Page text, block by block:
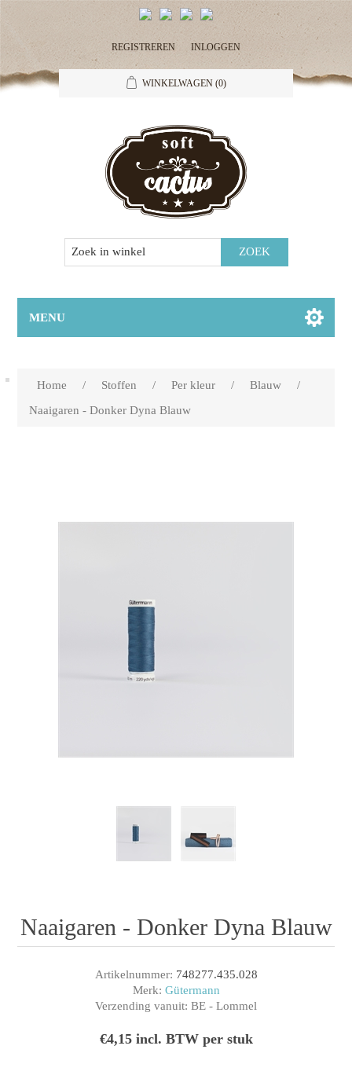
REGISTREREN INLOGGEN
WINKELWAGEN (0)
MENU
Home / Stoffen / Per kleur / Blauw
/
Naaigaren - Donker Dyna Blauw
Naaigaren - Donker Dyna Blauw
Artikelnummer: 748277.435.028
Merk: Gütermann
Verzending vanuit: BE - Lommel
€4,15 incl. BTW per stuk